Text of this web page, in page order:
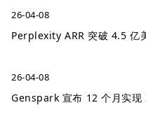
26-04-08
Perplexity ARR 突破 4.5 亿
26-04-08
Genspark 宣布 12 个月实现